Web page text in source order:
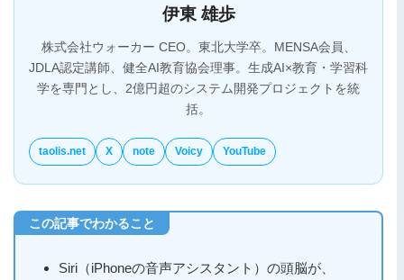
伊東 雄歩
株式会社ウォーカー CEO。東北大学卒。MENSA会員、
JDLA認定講師、健全AI教育協会理事。生成AI×教育・学習科
学を専門とし、2億円超のシステム開発プロジェクトを統
括。
taolis.net X note Voicy YouTube
Siri（iPhoneの音声アシスタント）の頭脳が、